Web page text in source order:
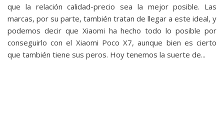
que la relación calidad-precio sea la mejor posible. Las
marcas, por su parte, también tratan de llegar a este ideal, y
podemos decir que Xiaomi ha hecho todo lo posible por
conseguirlo con el Xiaomi Poco X7, aunque bien es cierto
que también tiene sus peros. Hoy tenemos la suerte de...